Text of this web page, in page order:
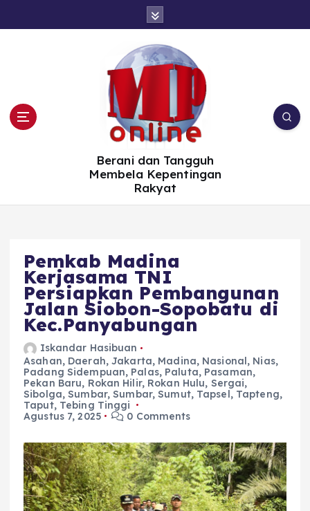
Berani dan Tangguh
Membela Kepentingan
Rakyat
Pemkab Madina
Kerjasama TNI
Persiapkan Pembangunan
Jalan Siobon-Sopobatu di
Kec.Panyabungan
Iskandar Hasibuan
Asahan, Daerah,Jakarta, Madina, Nasional, Nias,
Padang Sidempuan, Palas, Paluta, Pasaman,
Pekan Baru, Rokan Hilir, Rokan Hulu, Sergai,
Sibolga,Sumbar,Sumbar,Sumut, Tapsel, Tapteng,
Taput, Tebing Tinggi
Agustus 7, 2025
0 Comments